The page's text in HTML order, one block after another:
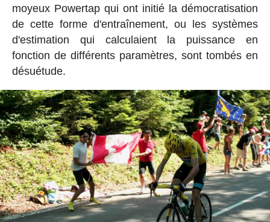
moyeux Powertap qui ont initié la démocratisation
de cette forme d'entraînement, ou les systèmes
d'estimation qui calculaient la puissance en
fonction de différents paramètres, sont tombés en
désuétude.